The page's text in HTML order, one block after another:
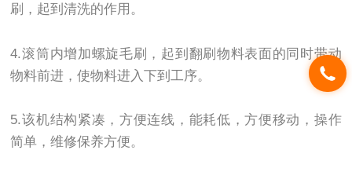
刷，起到清洗的作用。
4.滚筒内增加螺旋毛刷，起到翻刷物料表面的同时带动
物料前进，使物料进入下到工序。
5.该机结构紧凑，方便连线，能耗低，方便移动，操作
简单，维修保养方便。